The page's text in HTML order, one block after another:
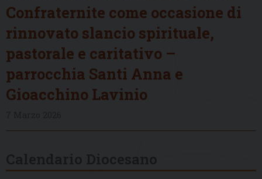
Confraternite come occasione di
rinnovato slancio spirituale,
pastorale e caritativo –
parrocchia Santi Anna e
Gioacchino Lavinio